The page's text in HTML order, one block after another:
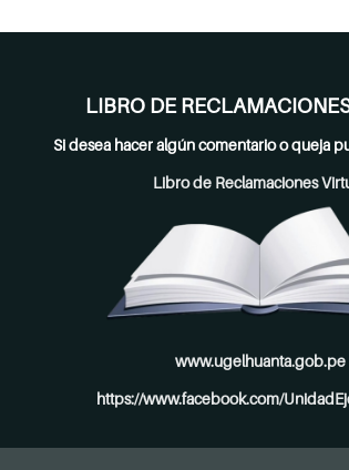
LIBRO DE
Si desea hacer algún comentario o queja
Libro de Reclamaciones
www.ugelhuanta.gob.pe
https://www.facebook.com/